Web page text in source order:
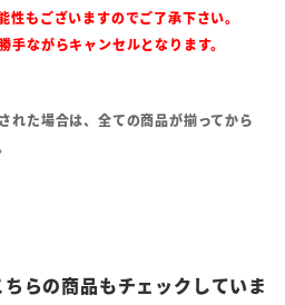
性もございますのでご了承下さい。
手ながらキャンセルとなります。
れた場合は、全ての商品が揃ってから
らの商品もチェックしていま